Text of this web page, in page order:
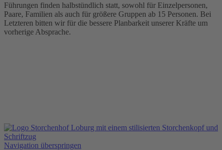
Führungen finden halbstündlich statt, sowohl für Einzelpersonen,
Paare, Familien als auch für größere Gruppen ab 15 Personen. Bei
Letzteren bitten wir für die bessere Planbarkeit unserer Kräfte um
vorherige Absprache.
Navigation überspringen